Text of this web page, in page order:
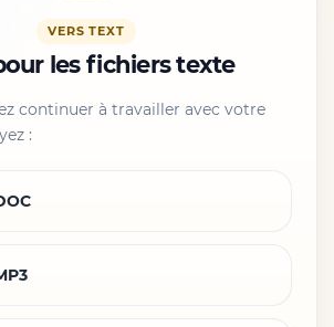
VERS TEXT
les fichiers texte
continuer à travailler avec votre
: